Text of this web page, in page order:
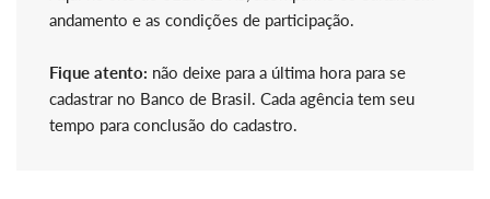
andamento e as condições de participação.
Fique atento: não deixe para a última hora para se
cadastrar no Banco de Brasil. Cada agência tem seu
tempo para conclusão do cadastro.